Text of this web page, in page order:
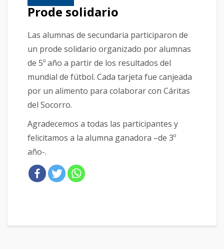
Prode solidario
Las alumnas de secundaria participaron de
un prode solidario organizado por alumnas
de 5º año a partir de los resultados del
mundial de fútbol. Cada tarjeta fue canjeada
por un alimento para colaborar con Cáritas
del Socorro.
Agradecemos a todas las participantes y
felicitamos a la alumna ganadora –de 3º
año-.